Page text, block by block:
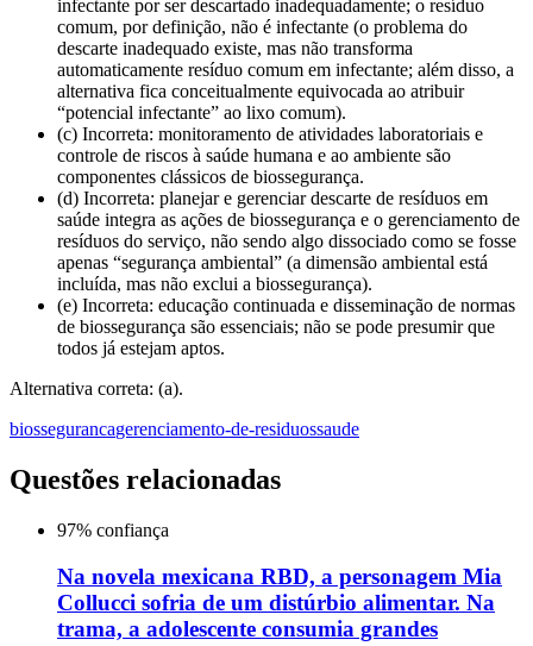
infectante por ser descartado inadequadamente; o resíduo
comum, por definição, não é infectante (o problema do
descarte inadequado existe, mas não transforma
automaticamente resíduo comum em infectante; além disso, a
alternativa fica conceitualmente equivocada ao atribuir
“potencial infectante” ao lixo comum).
(c) Incorreta: monitoramento de atividades laboratoriais e
controle de riscos à saúde humana e ao ambiente são
componentes clássicos de biossegurança.
(d) Incorreta: planejar e gerenciar descarte de resíduos em
saúde integra as ações de biossegurança e o gerenciamento de
resíduos do serviço, não sendo algo dissociado como se fosse
apenas “segurança ambiental” (a dimensão ambiental está
incluída, mas não exclui a biossegurança).
(e) Incorreta: educação continuada e disseminação de normas
de biossegurança são essenciais; não se pode presumir que
todos já estejam aptos.
Alternativa correta: (a).
biossegurancagerenciamento-de-residuossaude
Questões relacionadas
97% confiança
Na novela mexicana RBD, a personagem Mia
Collucci sofria de um distúrbio alimentar. Na
trama, a adolescente consumia grandes